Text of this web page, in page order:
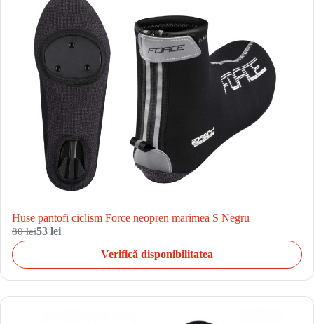
Huse pantofi ciclism Force neopren marimea S Negru
80 lei53 lei
Verifică disponibilitatea